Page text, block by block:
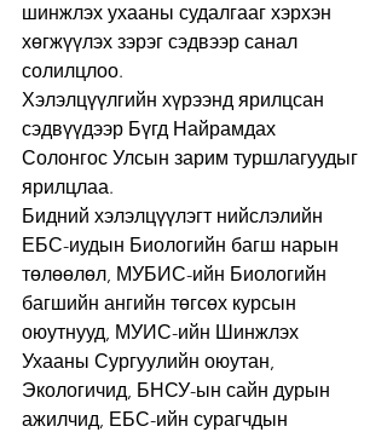
шинжлэх ухааны судалгааг хэрхэн
хөгжүүлэх зэрэг сэдвээр санал
солилцлоо.
Хэлэлцүүлгийн хүрээнд ярилцсан
сэдвүүдээр Бүгд Найрамдах
Солонгос Улсын зарим туршлагуудыг
ярилцлаа.
Бидний хэлэлцүүлэгт нийслэлийн
ЕБС-иудын Биологийн багш нарын
төлөөлөл, МУБИС-ийн Биологийн
багшийн ангийн төгсөх курсын
оюутнууд, МУИС-ийн Шинжлэх
Ухааны Сургуулийн оюутан,
Экологичид, БНСУ-ын сайн дурын
ажилчид, ЕБС-ийн сурагчдын